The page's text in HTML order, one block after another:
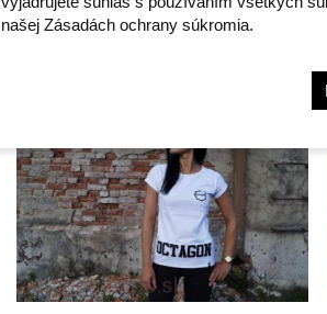
našej Zásadách ochrany súkromia.